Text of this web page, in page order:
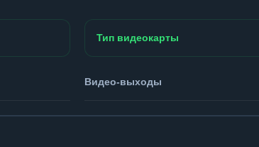
Тип видеокарты
Видео-выходы